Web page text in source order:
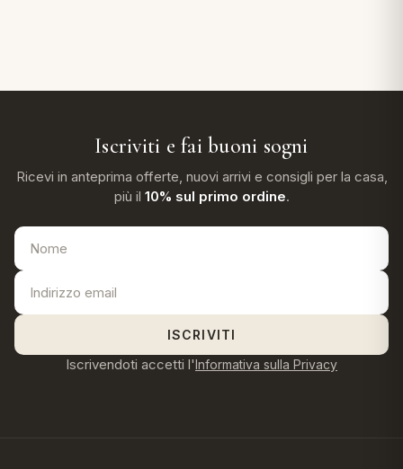
Iscriviti e fai buoni sogni
Ricevi in anteprima offerte, nuovi arrivi e consigli per la casa,
più il 10% sul primo ordine.
ISCRIVITI
Iscrivendoti accetti l'Informativa sulla Privacy